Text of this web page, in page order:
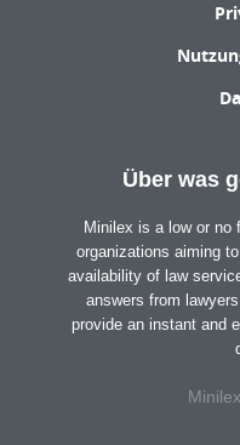
Über was
Minilex is a low or no
organizations aiming
availability of law
answers from
provide an instant and